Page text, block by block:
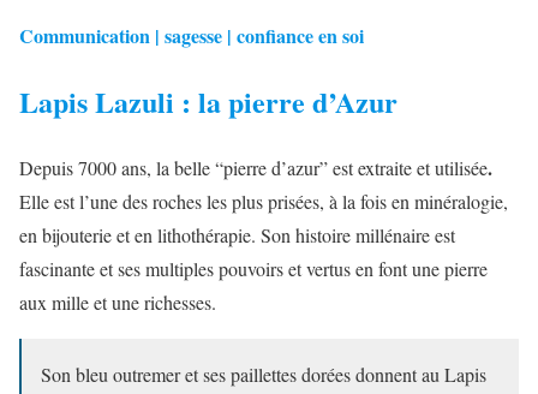
Communication | sagesse | confiance en soi
Lapis Lazuli : la pierre d’Azur
Depuis 7000 ans, la belle “pierre d’azur” est extraite et utilisée.
Elle est l’une des roches les plus prisées, à la fois en minéralogie,
en bijouterie et en lithothérapie. Son histoire millénaire est
fascinante et ses multiples pouvoirs et vertus en font une pierre
aux mille et une richesses.
Son bleu outremer et ses paillettes dorées donnent au Lapis